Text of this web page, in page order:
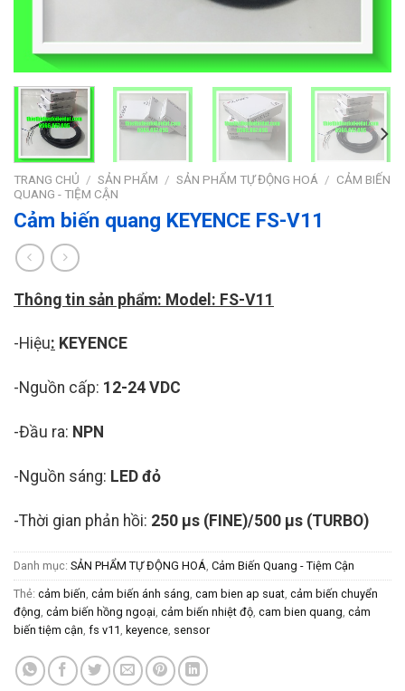
TRANG CHỦ / SẢN PHẨM / SẢN PHẨM TỰ ĐỘNG HOÁ / CẢM BIẾN
QUANG - TIỆM CẬN
Cảm biến quang KEYENCE FS-V11
Thông tin sản phẩm: Model: FS-V11
-Hiệu: KEYENCE
-Nguồn cấp: 12-24 VDC
-Đầu ra: NPN
-Nguồn sáng: LED đỏ
-Thời gian phản hồi: 250 µs (FINE)/500 µs (TURBO)
Danh mục: SẢN PHẨM TỰ ĐỘNG HOÁ, Cảm Biến Quang - Tiệm Cận
Thẻ: cảm biến, cảm biến ánh sáng, cam bien ap suat, cảm biến chuyển
động, cảm biến hồng ngoại, cảm biến nhiệt độ, cam bien quang, cảm
biến tiệm cận, fs v11, keyence, sensor